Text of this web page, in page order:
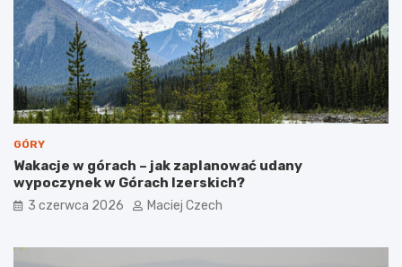
r
c
u
m
i
a
s
a
o
d
z
i
n
GÓRY
Wakacje w górach – jak zaplanować udany
wypoczynek w Górach Izerskich?
3 czerwca 2026 Maciej Czech